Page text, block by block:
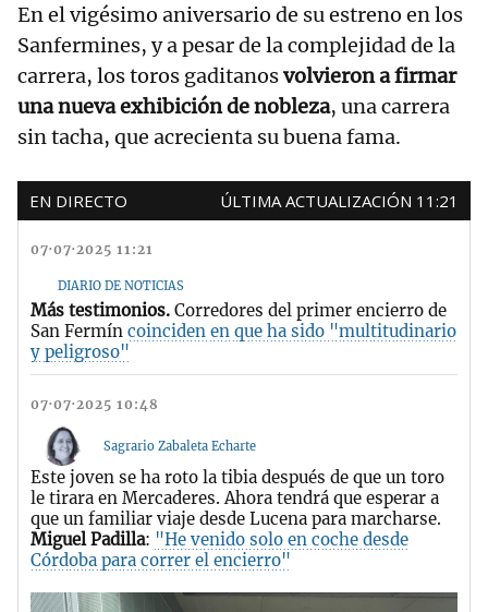
En el vigésimo aniversario de su estreno en los
Sanfermines, y a pesar de la complejidad de la
carrera, los toros gaditanosvolvieron a firmar
una nueva exhibición de nobleza, una carrera
sin tacha, que acrecienta su buena fama.
EN DIRECTO ÚLTIMA ACTUALIZACIÓN 11:21
07·07·2025 11:21
DIARIO DE NOTICIAS
Más testimonios. Corredores del primer encierro de
San Fermín coinciden en que ha sido "multitudinario
y peligroso"
07·07·2025 10:48
Sagrario Zabaleta Echarte
Este joven se ha roto la tibia después de que un toro
le tirara en Mercaderes. Ahora tendrá que esperar a
que un familiar viaje desde Lucena para marcharse.
Miguel Padilla: "He venido solo en coche desde
Córdoba para correr el encierro"